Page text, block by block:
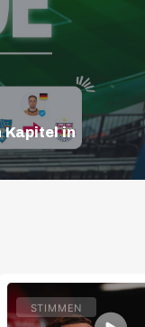
Kapitel in
STIMMEN